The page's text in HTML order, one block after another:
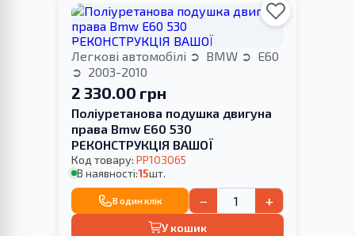
Легкові автомобілі BMW
E60
2003-2010
2 330.00 грн
Поліуретанова подушка двигуна
права Bmw E60 530
РЕКОНСТРУКЦІЯ ВАШОЇ
Код товару: PP103065
В наявності:15шт.
В один клік − +
У кошик